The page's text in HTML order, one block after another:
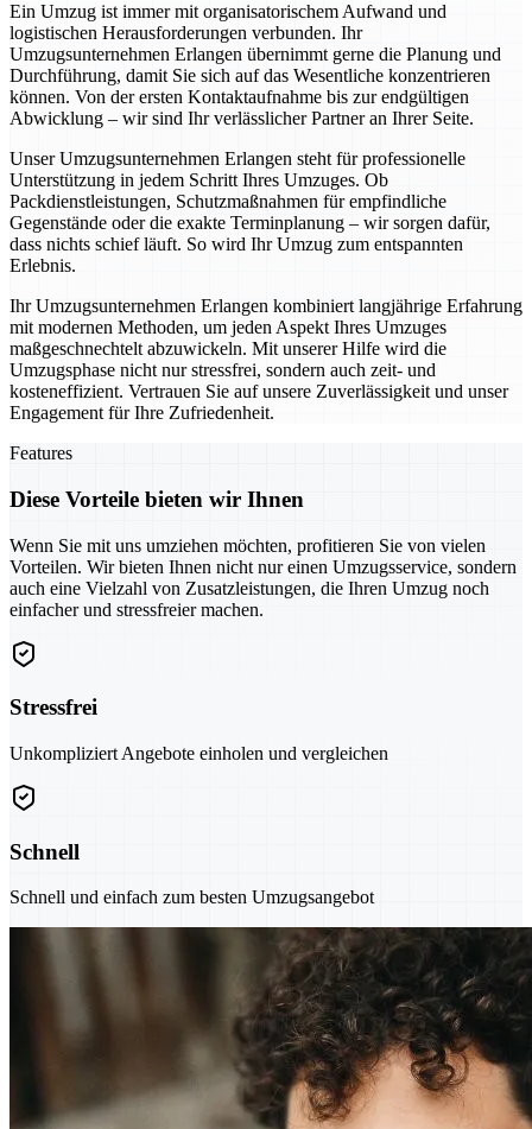
Ein Umzug ist immer mit organisatorischem Aufwand und
logistischen Herausforderungen verbunden. Ihr
Umzugsunternehmen Erlangen übernimmt gerne die Planung und
Durchführung, damit Sie sich auf das Wesentliche konzentrieren
können. Von der ersten Kontaktaufnahme bis zur endgültigen
Abwicklung – wir sind Ihr verlässlicher Partner an Ihrer Seite.
Unser Umzugsunternehmen Erlangen steht für professionelle
Unterstützung in jedem Schritt Ihres Umzuges. Ob
Packdienstleistungen, Schutzmaßnahmen für empfindliche
Gegenstände oder die exakte Terminplanung – wir sorgen dafür,
dass nichts schief läuft. So wird Ihr Umzug zum entspannten
Erlebnis.
Ihr Umzugsunternehmen Erlangen kombiniert langjährige Erfahrung
mit modernen Methoden, um jeden Aspekt Ihres Umzuges
maßgeschnechtelt abzuwickeln. Mit unserer Hilfe wird die
Umzugsphase nicht nur stressfrei, sondern auch zeit- und
kosteneffizient. Vertrauen Sie auf unsere Zuverlässigkeit und unser
Engagement für Ihre Zufriedenheit.
Features
Diese Vorteile bieten wir Ihnen
Wenn Sie mit uns umziehen möchten, profitieren Sie von vielen
Vorteilen. Wir bieten Ihnen nicht nur einen Umzugsservice, sondern
auch eine Vielzahl von Zusatzleistungen, die Ihren Umzug noch
einfacher und stressfreier machen.
Stressfrei
Unkompliziert Angebote einholen und vergleichen
Schnell
Schnell und einfach zum besten Umzugsangebot